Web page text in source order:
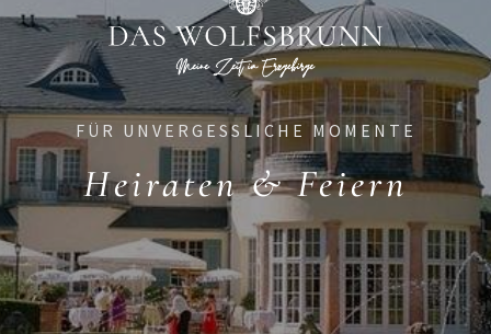
FÜR UNVERGESSLICHE MOMENTE
Heiraten & Feiern